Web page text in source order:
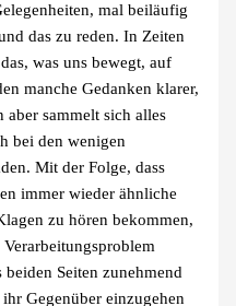
mal beiläufig
das zu reden. In Zeiten
was uns bewegt, auf
manche Gedanken klarer,
aber sammelt sich alles
bei den wenigen
Mit der Folge, dass
immer wieder ähnliche
zu hören bekommen,
Seiten zunehmend
Gegenüber einzugehen